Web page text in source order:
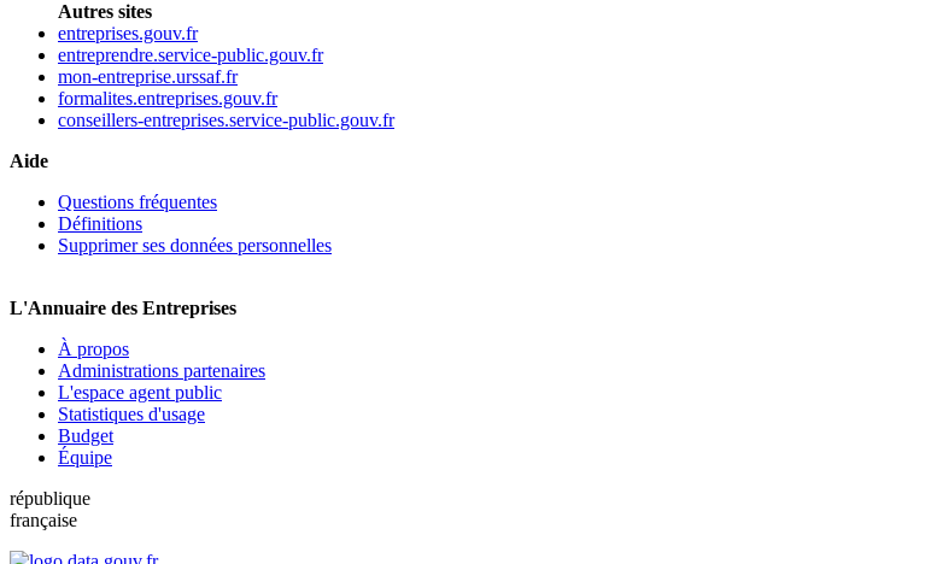
Autres sites
entreprises.gouv.fr
entreprendre.service-public.gouv.fr
mon-entreprise.urssaf.fr
formalites.entreprises.gouv.fr
conseillers-entreprises.service-public.gouv.fr
Aide
Questions fréquentes
Définitions
Supprimer ses données personnelles
L'Annuaire des Entreprises
À propos
Administrations partenaires
L'espace agent public
Statistiques d'usage
Budget
Équipe
république
française